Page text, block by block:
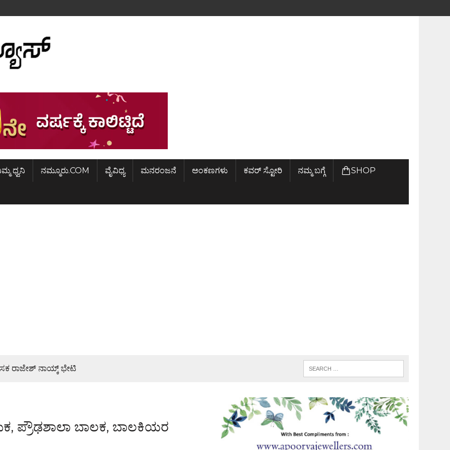
ಧ್ವನಿ ನಮ್ಮೂರು.COM ವೈವಿಧ್ಯ ಮನರಂಜನೆ ಅಂಕಣಗಳು ಕವರ್ ಸ್ಟೋರಿ ನಮ್ಮ ಬಗ್ಗೆ SHOP
ಶಿಷ್ಯೆಯರಿಂದ ಕಾರ್ಯಕ್ರಮ
ಪ್ರೌಢಶಾಲಾ ಬಾಲಕ, ಬಾಲಕಿಯರ